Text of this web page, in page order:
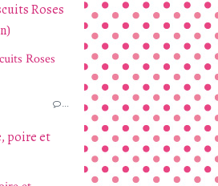
Roses
…
poire et